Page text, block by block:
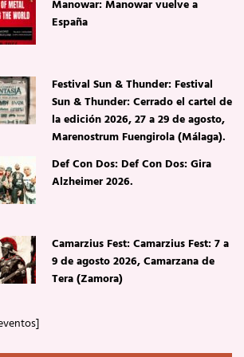
Manowar: Manowar vuelve a
España
Festival Sun & Thunder: Festival
Sun & Thunder: Cerrado el cartel de
la edición 2026, 27 a 29 de agosto,
Marenostrum Fuengirola (Málaga).
Def Con Dos: Def Con Dos: Gira
Alzheimer 2026.
Camarzius Fest: Camarzius Fest: 7 a
9 de agosto 2026, Camarzana de
Tera (Zamora)